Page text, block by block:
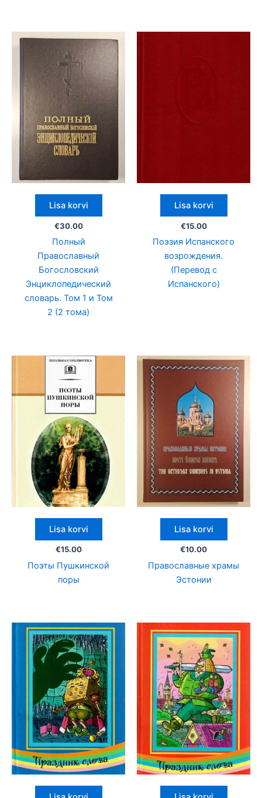
Lisa korvi
€30.00
Полный
Православный
Богословский
Энциклопедический
словарь. Том 1 и Том
2 (2 тома)
Lisa korvi
€15.00
Поэзия Испанского
возрождения.
(Перевод с
Испанского)
Lisa korvi
€15.00
Поэты Пушкинской
поры
Lisa korvi
€10.00
Православные храмы
Эстонии